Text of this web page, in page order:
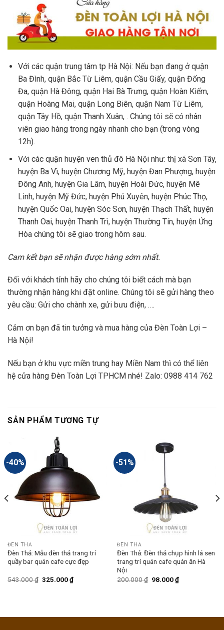
Với các quận trung tâm tp Hà Nội: Nếu bạn đang ở quận
Ba Đình, quận Bắc Từ Liêm, quận Cầu Giấy, quận Đống
Đa, quận Hà Đông, quận Hai Bà Trưng, quận Hoàn Kiếm,
quận Hoàng Mai, quận Long Biên, quận Nam Từ Liêm,
quận Tây Hồ, quận Thanh Xuân, . Chúng tôi sẽ có nhân
viên giao hàng trong ngày nhanh cho bạn (trong vòng
12h).
Với các quận huyện ven thủ đô Hà Nội như: thị xã Sơn Tây,
huyện Ba Vì, huyện Chương Mỹ, huyện Đan Phượng, huyện
Đông Anh, huyện Gia Lâm, huyện Hoài Đức, huyện Mê
Linh, huyện Mỹ Đức, huyện Phú Xuyên, huyện Phúc Thọ,
huyện Quốc Oai, huyện Sóc Sơn, huyện Thạch Thất, huyện
Thanh Oai, huyện Thanh Trì, huyện Thường Tín, huyện Ứng
Hòa chúng tôi sẽ giao trong hôm sau.
Cam kết bạn sẽ nhận được hàng sớm nhất.
Đối với khách tỉnh hãy cho chúng tôi biết cách mà bạn
thường nhận hàng khi đặt online. Chúng tôi sẽ gửi hàng theo
yêu cầu: Gửi cho chành xe, gửi bưu điện, ….
Cảm ơn bạn đã tin tưởng và mua hàng của Đèn Toàn Lợi –
Hà Nội!
Nếu bạn ở khu vực miền trung hay Miền Nam thì có thể liên
hệ cửa hàng Đèn Toàn Lợi TPHCM nhé! Zalo: 0988 414 762
SẢN PHẨM TƯƠNG TỰ
-40%
ĐÈN THẢ
Đèn Thả: Mẫu đèn thả trang trí
quầy bar quán cafe cực đẹp
543.000₫ 325.000₫
-51%
ĐÈN THẢ
Đèn Thả: Đèn thả chụp hình lá sen
trang trí quán cafe quán ăn Hà
Nội
200.000₫ 98.000₫